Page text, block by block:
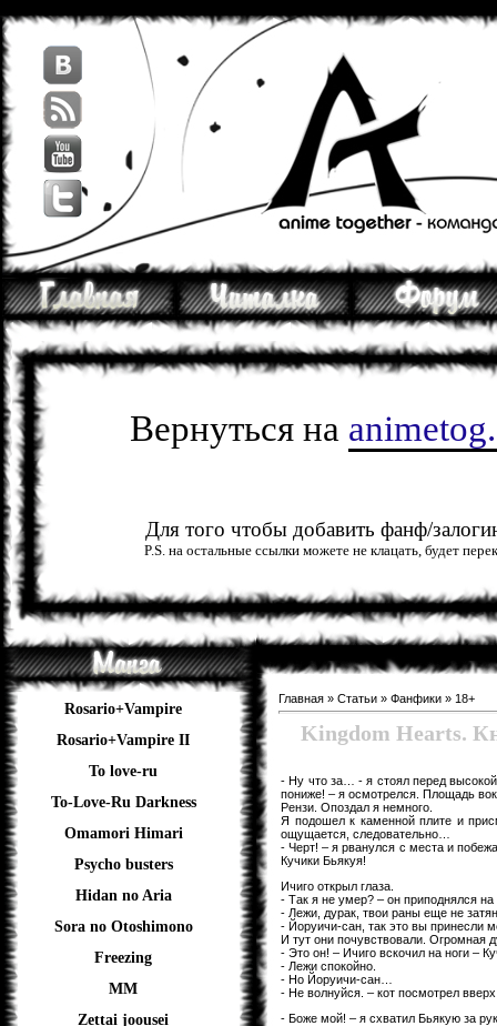
Вернуться на
Для того чтобы добавить фанф/
P.S. на остальные ссылки можете не клацать, будет
Rosario+Vampire
Rosario+Vampire II
To love-ru
To-Love-Ru Darkness
Omamori Himari
Psycho busters
Hidan no Aria
Sora no Otoshimono
Freezing
ММ
Zettai joousei
Главная » Статьи » Фанфики » 18+
Kingdom Hearts.
- Ну что за… - я стоял перед
пониже! – я осмотрелся. Площадь
Рензи. Опоздал я немного.
Я подошел к каменной плите и
ощущается, следовательно…
- Черт! – я рванулся с места и
Кучики Бьякуя!
Ичиго открыл глаза.
- Так я не умер? – он приподнялся на
- Лежи, дурак, твои раны еще не
- Йоруичи-сан, так это вы принесли
И тут они почувствовали. Огромная
- Это он! – Ичиго вскочил на ноги –
- Лежи спокойно.
- Но Йоруичи-сан…
- Не волнуйся. – кот посмотрел
- Боже мой! – я схватил Бьякую за